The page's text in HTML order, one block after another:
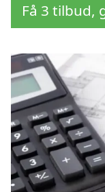
Få 3 tilbud,